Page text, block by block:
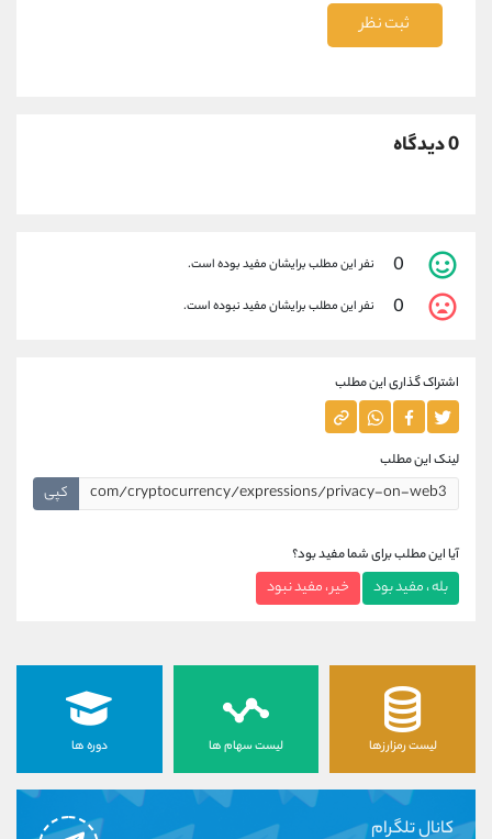
ثبت نظر
0 دیدگاه
0 نفر این مطلب برایشان مفید بوده است.
0 نفر این مطلب برایشان مفید نبوده است.
اشتراک گذاری این مطلب
لینک این مطلب
کپی
آیا این مطلب برای شما مفید بود؟
بله ، مفید بود خیر ، مفید نبود
لیست رمزارزها لیست سهام ها دوره ها
کانال تلگرام